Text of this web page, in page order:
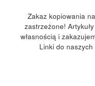
Zakaz kopiowania
zastrzeżone!
własnością i
Linki do